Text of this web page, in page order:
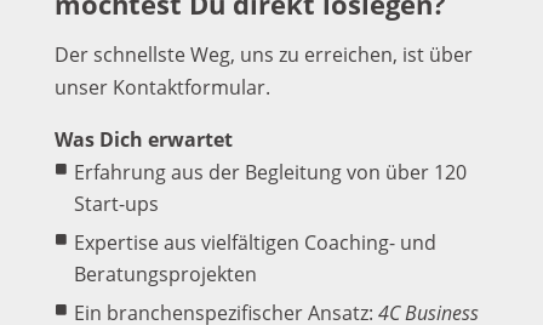
Der schnellste Weg, uns zu erreichen, ist über
unser Kontaktformular.
Was Dich erwartet
Erfahrung aus der Begleitung von über 120
Start-ups
Expertise aus vielfältigen Coaching- und
Beratungsprojekten
Ein branchenspezifischer Ansatz: 4C Business